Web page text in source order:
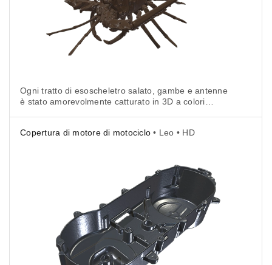
Ogni tratto di esoscheletro salato, gambe e antenne
è stato amorevolmente catturato in 3D a colori
Copertura di motore di motociclo • Leo • HD